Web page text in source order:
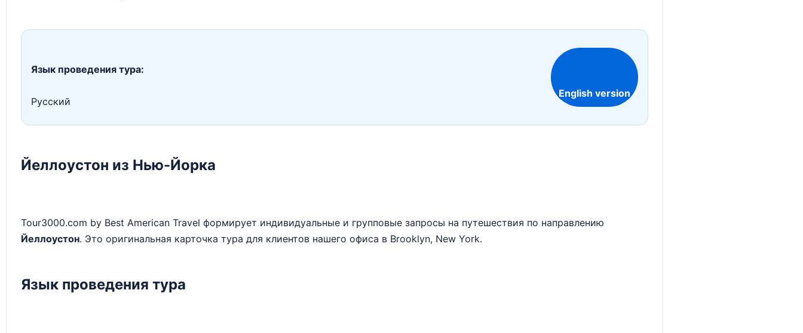
Язык проведения тура:
Русский
English version
Йеллоустон из Нью-Йорка
Tour3000.com by Best American Travel формирует индивидуальные и групповые запросы на путешествия по направлению
Йеллоустон. Это оригинальная карточка тура для клиентов нашего офиса в Brooklyn, New York.
Язык проведения тура